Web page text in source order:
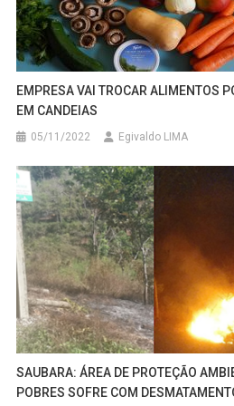
EMPRESA VAI TROCAR ALIMENTOS
EM CANDEIAS
05/11/2022 Egivaldo LIMA
SAUBARA: ÁREA DE PROTEÇÃO
POBRES SOFRE COM